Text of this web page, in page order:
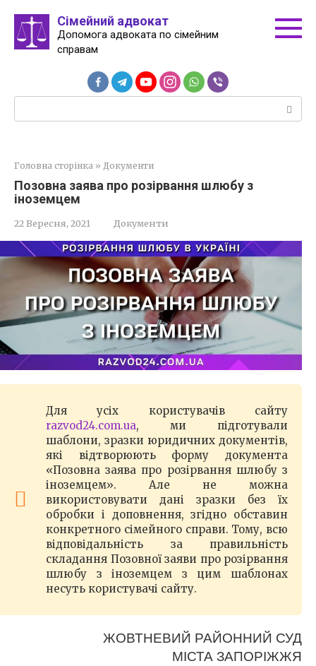
вмісту
Сімейний адвокат
Допомога адвоката по сімейним
справам
Головна сторінка » Документи
Позовна заява про розірвання шлюбу з
іноземцем
22 Вересня, 2021 Документи
Для усіх користувачів сайту
razvod24.com.ua, ми підготували
шаблони, зразки юридичних документів,
які відтворюють форму документа
«Позовна заява про розірвання шлюбу з
іноземцем». Але не можна
використовувати дані зразки без їх
обробки і доповнення, згідно обставин
конкретного сімейного справи. Тому, всю
відповідальність за правильність
складання Позовної заяви про розірвання
шлюбу з іноземцем з цим шаблонах
несуть користувачі сайту.
ЖОВТНЕВИЙ РАЙОННИЙ СУД
МІСТА ЗАПОРІЖЖЯ